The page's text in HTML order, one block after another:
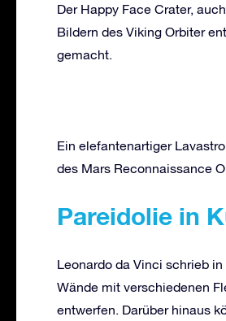
Der Happy Face Crater,
Bildern des Viking Orbiter
gemacht.
Ein elefantenartiger
des Mars Reconnaissance
Pareidolie in
Leonardo da Vinci schrieb
Wände mit verschiedenen
entwerfen. Darüber hinaus